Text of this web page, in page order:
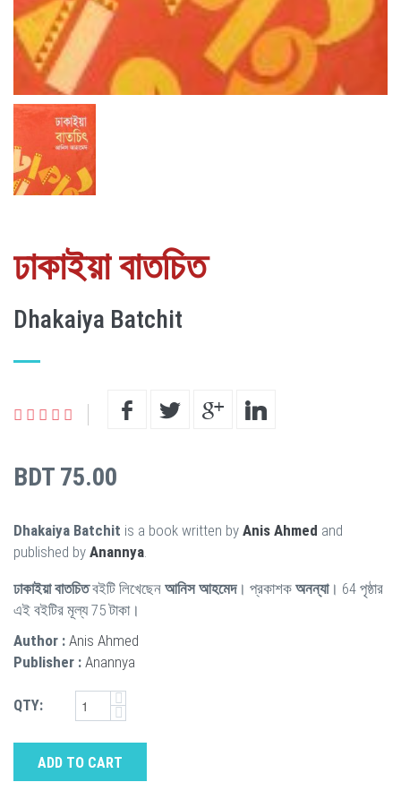
ঢাকাইয়া বাতচিত
Dhakaiya Batchit
BDT 75.00
Dhakaiya Batchit is a book written by Anis Ahmed and
published by Anannya
ঢাকাইয়া বাতচিতবইটি লিখেছেন আনিস আহমেদ। প্রকাশক অনন্যা। 64 পৃষ্ঠার
এই বইটির মূল্য 75 টাকা।
Author : Anis Ahmed
Publisher : Anannya
QTY:
ADD TO CART